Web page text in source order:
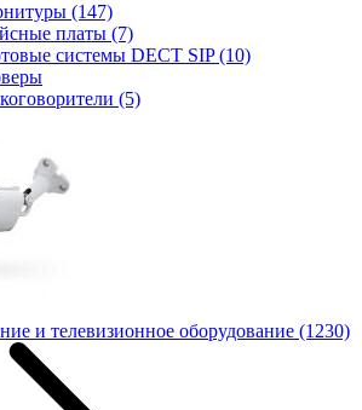
(147)
платы (7)
системы DECT SIP(10)
(5)
и телевизионное оборудование (1230)